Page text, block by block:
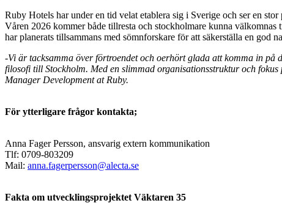
Ruby Hotels har under en tid velat etablera sig i Sverige och ser en
Våren 2026 kommer både tillresta och stockholmare kunna
har planerats tillsammans med sömnforskare för att säkerställa en god
-Vi är tacksamma över förtroendet och oerhört glada att komma in
filosofi till Stockholm. Med en slimmad organisationsstruktur och
Manager Development at Ruby.
För ytterligare frågor kontakta;
Anna Fager Persson, ansvarig extern kommunikation
Tlf: 0709-803209
Mail: anna.fagerpersson@alecta.se
Fakta om utvecklingsprojektet Väktaren 35